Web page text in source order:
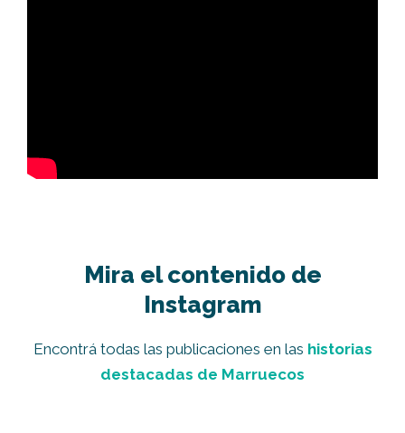
Mira el contenido de
Instagram
Encontrá todas las publicaciones en las historias
destacadas de Marruecos